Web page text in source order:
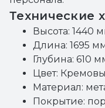
Технические
Высота: 1440
Длина: 1695
Глубина: 610
Цвет:
Материал:
Покрытие: